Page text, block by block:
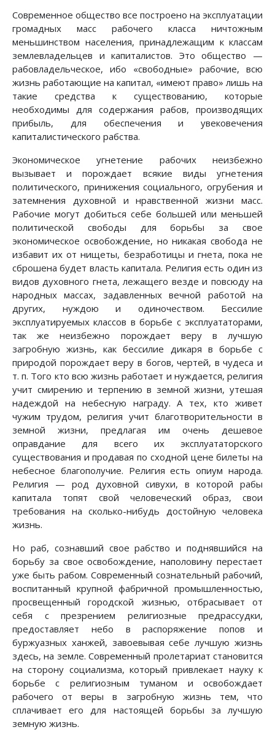
Современное общество все построено на эксплуатации
громадных масс рабочего класса ничтожным
меньшинством населения, принадлежащим к классам
землевладельцев и капиталистов. Это общество —
рабовладельческое, ибо «свободные» рабочие, всю
жизнь работающие на капитал, «имеют право» лишь на
такие средства к существованию, которые
необходимы для содержания рабов, производящих
прибыль, для обеспечения и увековечения
капиталистического рабства.
Экономическое угнетение рабочих неизбежно
вызывает и порождает всякие виды угнетения
политического, принижения социального, огрубения и
затемнения духовной и нравственной жизни масс.
Рабочие могут добиться себе большей или меньшей
политической свободы для борьбы за свое
экономическое освобождение, но никакая свобода не
избавит их от нищеты, безработицы и гнета, пока не
сброшена будет власть капитала. Религия есть один из
видов духовного гнета, лежащего везде и повсюду на
народных массах, задавленных вечной работой на
других, нуждою и одиночеством. Бессилие
эксплуатируемых классов в борьбе с эксплуататорами,
так же неизбежно порождает веру в лучшую
загробную жизнь, как бессилие дикаря в борьбе с
природой порождает веру в богов, чертей, в чудеса и
т. п. Того кто всю жизнь работает и нуждается, религия
учит смирению и терпению в земной жизни, утешая
надеждой на небесную награду. А тех, кто живет
чужим трудом, религия учит благотворительности в
земной жизни, предлагая им очень дешевое
оправдание для всего их эксплуататорского
существования и продавая по сходной цене билеты на
небесное благополучие. Религия есть опиум народа.
Религия — род духовной сивухи, в которой рабы
капитала топят свой человеческий образ, свои
требования на сколько-нибудь достойную человека
жизнь.
Но раб, сознавший свое рабство и поднявшийся на
борьбу за свое освобождение, наполовину перестает
уже быть рабом. Современный сознательный рабочий,
воспитанный крупной фабричной промышленностью,
просвещенный городской жизнью, отбрасывает от
себя с презрением религиозные предрассудки,
предоставляет небо в распоряжение попов и
буржуазных ханжей, завоевывая себе лучшую жизнь
здесь, на земле. Современный пролетариат становится
на сторону социализма, который привлекает науку к
борьбе с религиозным туманом и освобождает
рабочего от веры в загробную жизнь тем, что
сплачивает его для настоящей борьбы за лучшую
земную жизнь.